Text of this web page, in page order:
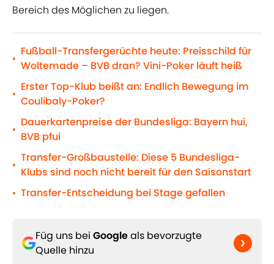
Bereich des Möglichen zu liegen.
•
Fußball-Transfergerüchte heute: Preisschild für
Woltemade – BVB dran? Vini-Poker läuft heiß
•
Erster Top-Klub beißt an: Endlich Bewegung im
Coulibaly-Poker?
•
Dauerkartenpreise der Bundesliga: Bayern hui,
BVB pfui
•
Transfer-Großbaustelle: Diese 5 Bundesliga-
Klubs sind noch nicht bereit für den Saisonstart
• Transfer-Entscheidung bei Stage gefallen
Füg uns bei Googleals bevorzugte
Quelle hinzu